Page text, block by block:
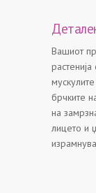
Вашиот
брчките
на
лицето и